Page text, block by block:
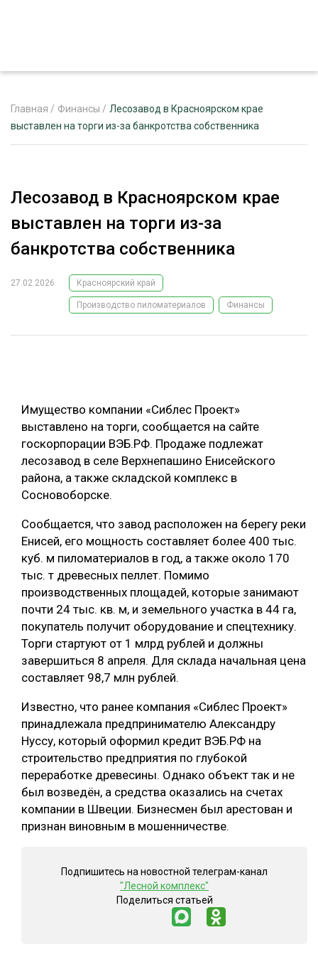
РЕКЛАМОДАТЕЛЯМ
ЛЕСНОЕ ХОЗЯЙСТВО
ЛЕСОЗАГОТОВКА
ОБРАБОТКА ДРЕВЕСИНЫ
ЛЕСОВОССТАНОВЛЕНИЕ И ЗАЩИТА
ЛОГИСТИКА
ПРОИЗВОДСТВО ДРЕВЕСНЫХ ПЛИТ
ЦБП
КОМПЛЕКСНАЯ ПЕРЕРАБОТКА
ЛЕСОПИЛЕНИЕ
ДЕРЕВЯННОЕ ДОМОСТРОЕНИЕ
БЕЗОПАСНОЕ ПРОИЗВОДСТВО
СОРТИРОВКА ДРЕВЕСИНЫ
СУШКА ДРЕВЕСИНЫ
МЕБЕЛЬНОЕ ПРОИЗВОДСТВО
ТЕМАТИЧЕСКИЕ ПРОЕКТЫ
ЭКСПЕРТНОЕ МНЕНИЕ
Главная / Финансы / Лесозавод в Красноярском крае
выставлен на торги из-за банкротства собственника
Лесозавод в Красноярском крае
выставлен на торги из-за
банкротства собственника
27.02.2026 Красноярский край
Производство пиломатериалов Финансы
Имущество компании «Сиблес Проект»
выставлено на торги, сообщается на сайте
госкорпорации ВЭБ.РФ. Продаже подлежат
лесозавод в селе Верхнепашино Енисейского
района, а также складской комплекс в
Сосновоборске.
Сообщается, что завод расположен на берегу реки
Енисей, его мощность составляет более 400 тыс.
куб. м пиломатериалов в год, а также около 170
тыс. т древесных пеллет. Помимо
производственных площадей, которые занимают
почти 24 тыс. кв. м, и земельного участка в 44 га,
покупатель получит оборудование и спецтехнику.
Торги стартуют от 1 млрд рублей и должны
завершиться 8 апреля. Для склада начальная цена
составляет 98,7 млн рублей.
Известно, что ранее компания «Сиблес Проект»
принадлежала предпринимателю Александру
Нуссу, который оформил кредит ВЭБ.РФ на
строительство предприятия по глубокой
переработке древесины. Однако объект так и не
был возведён, а средства оказались на счетах
компании в Швеции. Бизнесмен был арестован и
признан виновным в мошенничестве.
Подпишитесь на новостной телеграм-канал
"Лесной комплекс"
Поделиться статьей